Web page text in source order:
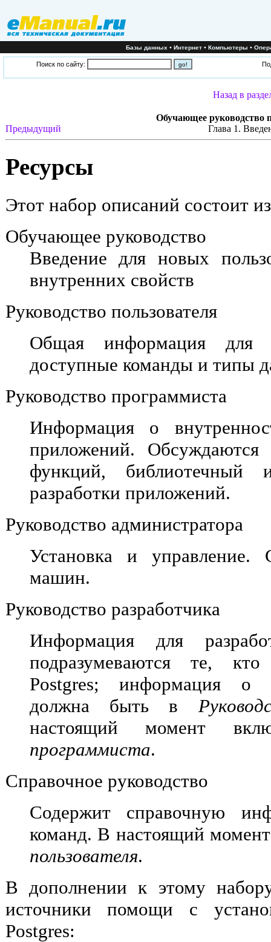
Базы данных•Интернет•Компьютеры•
Поиск по сайту:
Назад в
Обучающее руководство
Предыдущий
Глава 1.
Ресурсы
Этот набор описаний состоит
Обучающее руководство
Введение для новых
внутренних свойств
Руководство пользователя
Общая информация для
доступные команды и типы
Руководство программиста
Информация о
приложений.
функций, библиотечный
разработки приложений.
Руководство администратора
Установка и управление.
машин.
Руководство разработчика
Информация для
подразумеваются те,
Postgres; информация о
должна быть в
настоящий момент
программиста.
Справочное руководство
Содержит справочную
команд. В настоящий
пользователя.
В дополнении к этому
источники помощи с
Postgres: